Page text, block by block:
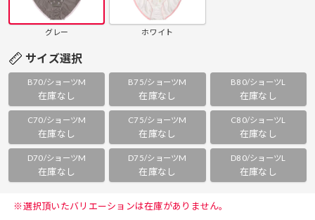
グレー ホワイト
サイズ選択
B70/ショーツM
在庫なし
B75/ショーツM
在庫なし
B80/ショーツL
在庫なし
C70/ショーツM
在庫なし
C75/ショーツM
在庫なし
C80/ショーツL
在庫なし
D70/ショーツM
在庫なし
D75/ショーツM
在庫なし
D80/ショーツL
在庫なし
※選択頂いたバリエーションは在庫がありません。